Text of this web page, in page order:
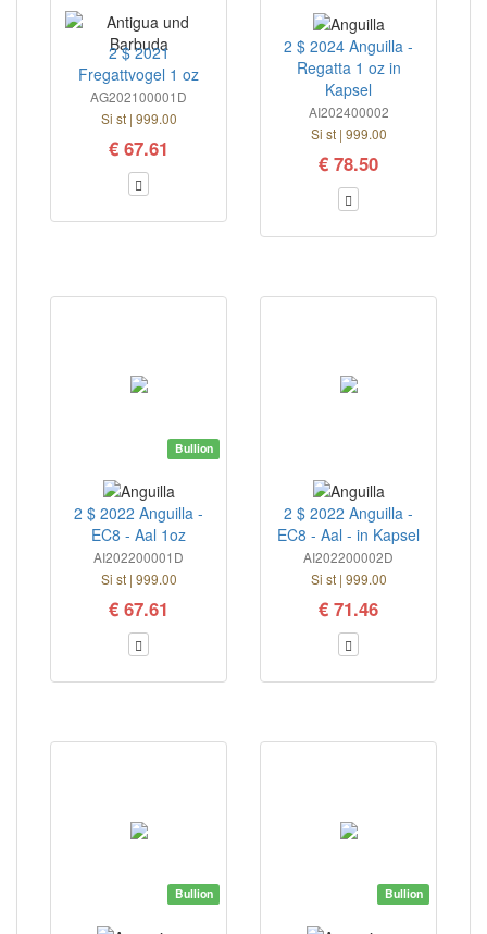
2 $ 2021
Fregattvogel 1 oz
AG202100001D
Si st | 999.00
€ 67.61
2 $ 2024 Anguilla -
Regatta 1 oz in
Kapsel
AI202400002
Si st | 999.00
€ 78.50
Bullion
2 $ 2022 Anguilla -
EC8 - Aal 1oz
AI202200001D
Si st | 999.00
€ 67.61
2 $ 2022 Anguilla -
EC8 - Aal - in Kapsel
AI202200002D
Si st | 999.00
€ 71.46
Bullion Bullion